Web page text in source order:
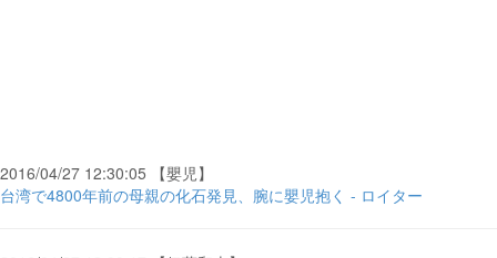
2016/04/27 12:30:05 【嬰児】
台湾で4800年前の母親の化石発見、腕に嬰児抱く - ロイター